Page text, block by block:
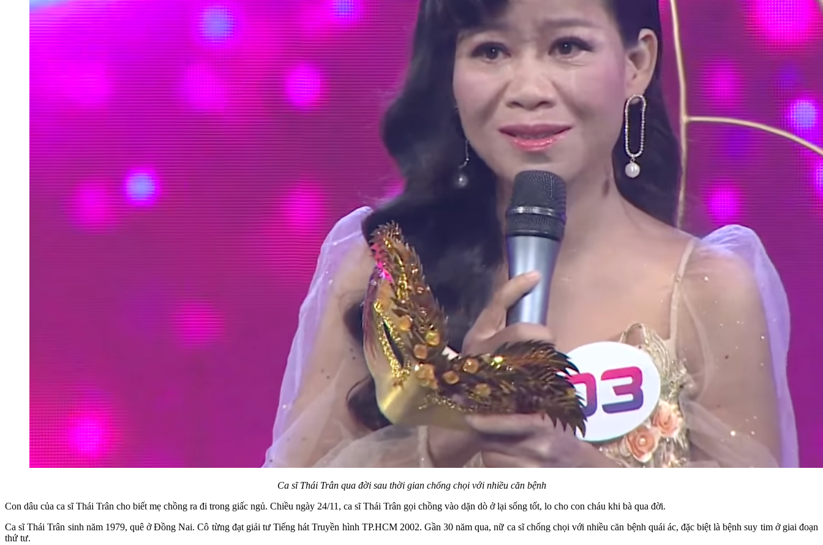
Ca sĩ Thái Trân qua đời sau thời gian chống chọi với nhiều căn bệnh
Con dâu của ca sĩ Thái Trân cho biết mẹ chồng ra đi trong giấc ngủ. Chiều ngày 24/11, ca sĩ Thái Trân gọi chồng vào dặn dò ở lại sống tốt, lo cho con cháu khi bà qua đời.
Ca sĩ Thái Trân sinh năm 1979, quê ở Đồng Nai. Cô từng đạt giải tư Tiếng hát Truyền hình TP.HCM 2002. Gần 30 năm qua, nữ ca sĩ chống chọi với nhiều căn bệnh quái ác, đặc biệt là bệnh suy tim ở giai đoạn
thứ tư.